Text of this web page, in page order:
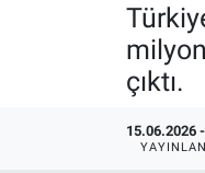
çıktı.
15.06.2026